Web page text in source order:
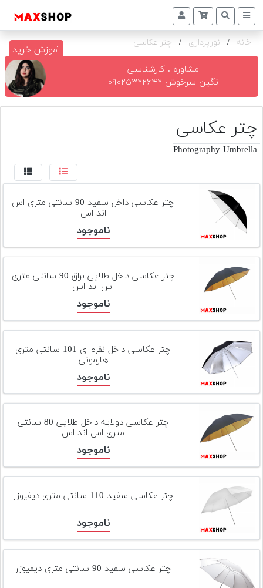
دوربین
و
تجهیزات
و
بازار
اقساطی
اجاره
دوربین
و
تجهیزات
مکث
افزودن
محصول
دست
لیست
دوربین
خانه / نورپردازی / چتر عکاسی
مشاوره . کارشناسی
نگین سرخوش ۰۹۰۲۵۳۲۲۶۴۲
چتر عکاسی
Photography Umbrella
آموزش خرید
چتر عکاسی داخل سفید 90 سانتی متری اس
اند اس
ناموجود
چتر عکاسی داخل طلایی براق 90 سانتی متری
اس اند اس
ناموجود
چتر عکاسی داخل نقره ای 101 سانتی متری
هارمونی
ناموجود
چتر عکاسی دولایه داخل طلایی 80 سانتی
متری اس اند اس
ناموجود
چتر عکاسی سفید 110 سانتی متری دیفیوزر
ناموجود
چتر عکاسی سفید 90 سانتی متری دیفیوزر